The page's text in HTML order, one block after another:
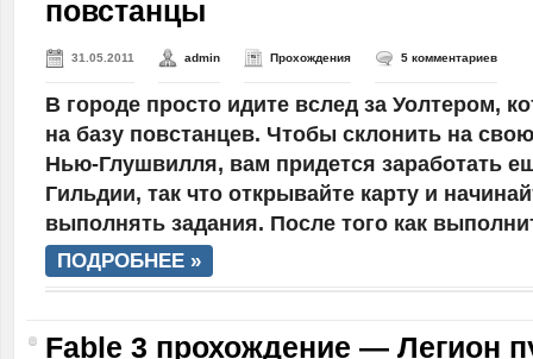
повстанцы
31.05.2011 admin Прохождения 5 комментариев
В городе просто идите вслед за Уолтером,
на базу повстанцев. Чтобы склонить на
Нью-Глушвилля, вам придется заработать
Гильдии, так что открывайте карту и
выполнять задания. После того как
ПОДРОБНЕЕ »
Fable 3 прохождение — Легион